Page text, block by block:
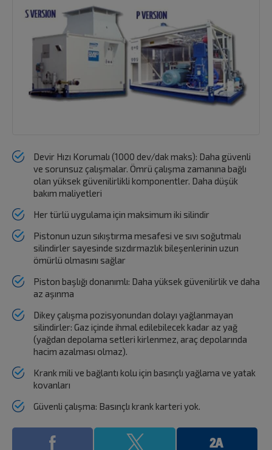
Devir Hızı Korumalı (1000 dev/dak maks): Daha güvenli
ve sorunsuz çalışmalar. Ömrü çalışma zamanına bağlı
olan yüksek güvenilirlikli komponentler. Daha düşük
bakım maliyetleri
Her türlü uygulama için maksimum iki silindir
Pistonun uzun sıkıştırma mesafesi ve sıvı soğutmalı
silindirler sayesinde sızdırmazlık bileşenlerinin uzun
ömürlü olmasını sağlar
Piston başlığı donanımlı: Daha yüksek güvenilirlik ve daha
az aşınma
Dikey çalışma pozisyonundan dolayı yağlanmayan
silindirler: Gaz içinde ihmal edilebilecek kadar az yağ
(yağdan depolama setleri kirlenmez, araç depolarında
hacim azalması olmaz).
Krank mili ve bağlantı kolu için basınçlı yağlama ve yatak
kovanları
Güvenli çalışma: Basınçlı krank karteri yok.